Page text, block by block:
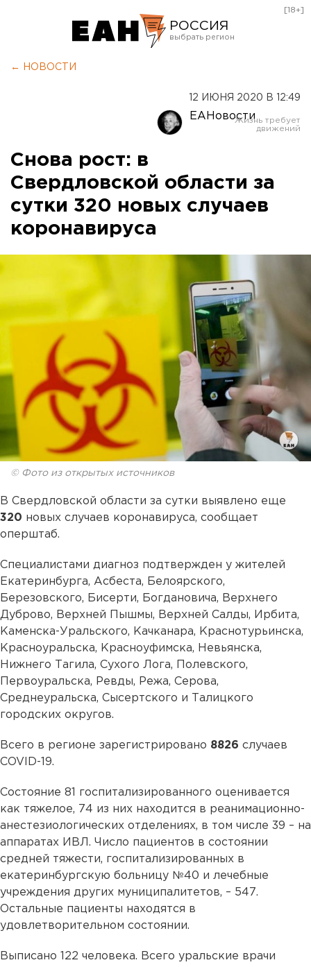
РОССИЯ
Оренбург
[18+]
← НОВОСТИ
12 ИЮНЯ 2020 В 12:49
ЕАНовости
Снова рост: в
Свердловской области за
сутки 320 новых случаев
коронавируса
© Фото из открытых источников
В Свердловской области за сутки выявлено еще
320 новых случаев коронавируса, сообщает
оперштаб.
Специалистами диагноз подтвержден у жителей
Екатеринбурга, Асбеста, Белоярского,
Березовского, Бисерти, Богдановича, Верхнего
Дуброво, Верхней Пышмы, Верхней Салды, Ирбита,
Каменска-Уральского, Качканара, Краснотурьинска,
Красноуральска, Красноуфимска, Невьянска,
Нижнего Тагила, Сухого Лога, Полевского,
Первоуральска, Ревды, Режа, Серова,
Среднеуральска, Сысертского и Талицкого
городских округов.
Всего в регионе зарегистрировано 8826 случаев
COVID-19.
Состояние 81 госпитализированного оценивается
как тяжелое, 74 из них находится в реанимационно-
анестезиологических отделениях, в том числе 39 – на
аппаратах ИВЛ. Число пациентов в состоянии
средней тяжести, госпитализированных в
екатеринбургскую больницу №40 и лечебные
учреждения других муниципалитетов, – 547.
Остальные пациенты находятся в
удовлетворительном состоянии.
Выписано 122 человека. Всего уральские врачи